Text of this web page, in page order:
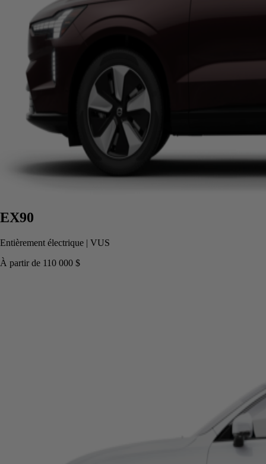
EX90
Entièrement électrique | VUS
À partir de 110 000 $